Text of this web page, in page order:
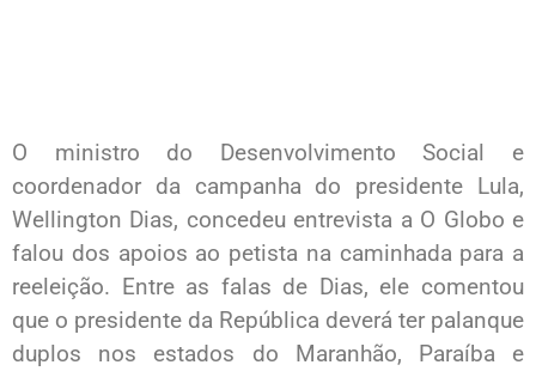
O ministro do Desenvolvimento Social e
coordenador da campanha do presidente Lula,
Wellington Dias, concedeu entrevista a O Globo e
falou dos apoios ao petista na caminhada para a
reeleição. Entre as falas de Dias, ele comentou
que o presidente da República deverá ter palanque
duplos nos estados do Maranhão, Paraíba e